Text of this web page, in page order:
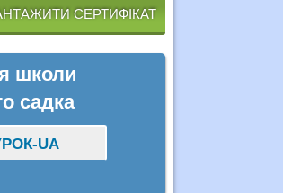
СЕРТИФІКАТ
школи
садка
UA